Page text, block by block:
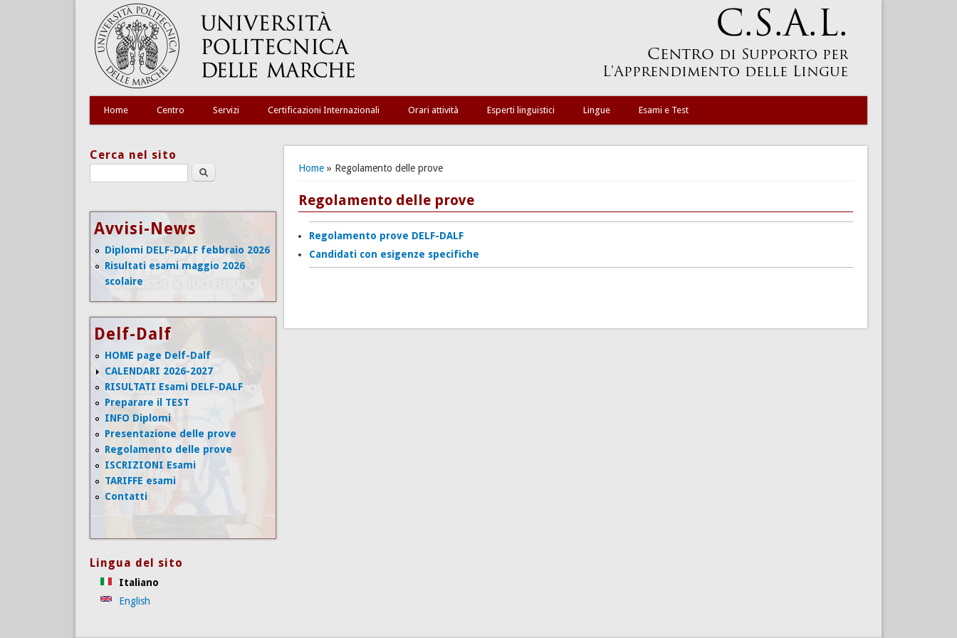
Home Centro Servizi Certificazioni Internazionali Orari attività Esperti linguistici Lingue Esami e Test
Tu sei qui
Home» Regolamento delle prove
Regolamento delle prove
Regolamento prove DELF-DALF
Candidati con esigenze specifiche
Cerca nel sito
Search this site
Avvisi-News
Diplomi DELF-DALF febbraio 2026
Risultati esami maggio 2026
scolaire
Delf-Dalf
HOME page Delf-Dalf
CALENDARI 2026-2027
RISULTATI Esami DELF-DALF
Preparare il TEST
INFO Diplomi
Presentazione delle prove
Regolamento delle prove
ISCRIZIONI Esami
TARIFFE esami
Contatti
Lingua del sito
Italiano
English